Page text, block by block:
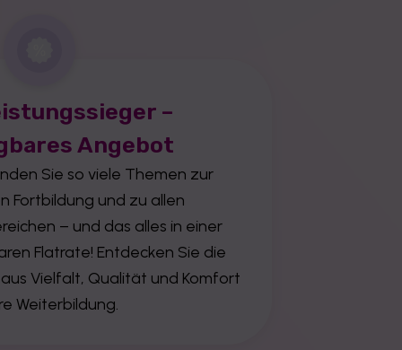
–
Angebot
Sie so viele Themen zur
Fortbildung und zu allen
– und das alles in einer
Flatrate! Entdecken Sie die
Vielfalt, Qualität und Komfort
Weiterbildung.